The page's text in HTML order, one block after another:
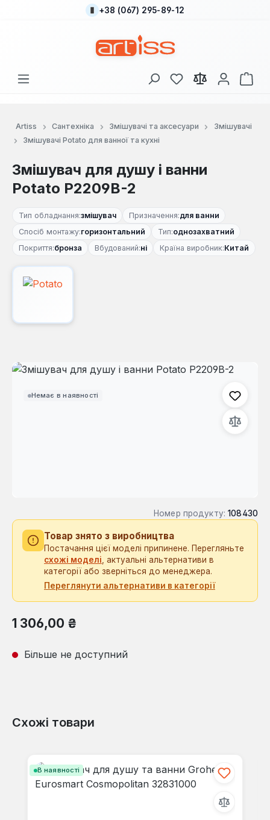
Перейти до основного вмісту
+38 (067) 295-89-12
У вас є 0 у списку
Artiss Сантехніка Змішувачі та аксесуари
Змішувачі
Змішувачі Potato для ванної та кухні
Змішувач для душу і ванни
Potato P2209В-2
Тип обладнання:змішувач Призначення:для ванни
Спосіб монтажу:горизонтальний Тип:однозахватний
Покриття:бронза Вбудований:ні Країна виробник:Китай
Немає в наявності
Пропустити галерею зображень
Номер продукту: 108430
Товар знято з виробництва
Постачання цієї моделі припинене. Перегляньте
схожі моделі, актуальні альтернативи в
категорії або зверніться до менеджера.
Переглянути альтернативи в категорії
Звичайна ціна:
1 306,00 ₴
Більше не доступний
Схожі товари
В наявності